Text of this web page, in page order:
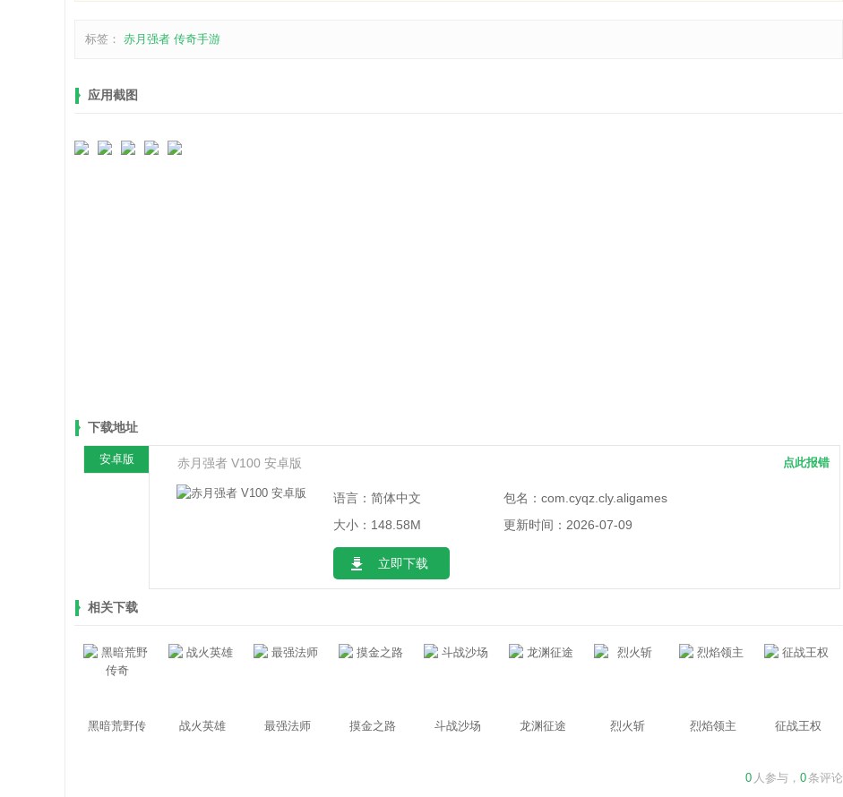
标签： 赤月强者 传奇手游
应用截图
下载地址
安卓版 赤月强者 V100 安卓版 点此报错
语言：简体中文
大小：148.58M
立即下载
包名： com.cyqz.cly.aligames
更新时间： 2026-07-09
相关下载
黑暗荒野传
战火英雄 最强法师 摸金之路 斗战沙场 龙渊征途 烈火斩 烈焰领主 征战王权
0 人参与， 0条评论